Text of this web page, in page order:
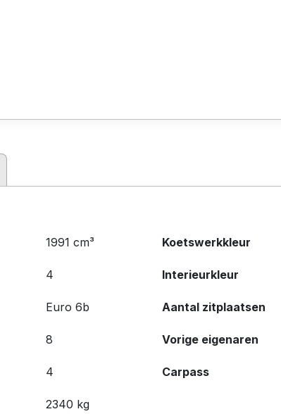
1991 cm³
4
Euro 6b
8
4
2340 kg
Koetswerkkleur
Interieurkleur
Aantal zitplaatsen
Vorige eigenaren
Carpass